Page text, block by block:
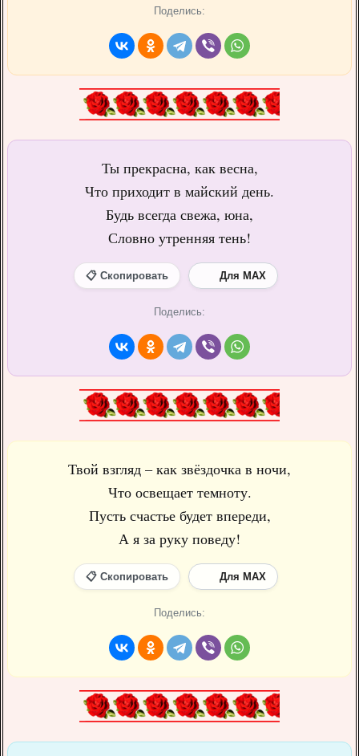
Поделись:
Ты прекрасна, как весна,
Что приходит в майский день.
Будь всегда свежа, юна,
Словно утренняя тень!
📋 Скопировать Для MAX
Поделись:
Твой взгляд – как звёздочка в ночи,
Что освещает темноту.
Пусть счастье будет впереди,
А я за руку поведу!
📋 Скопировать Для MAX
Поделись: